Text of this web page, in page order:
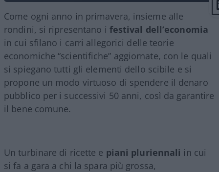
Come ogni anno in primavera, insieme alle
rondini, si ripresentano i festival dell’economia
in cui sfilano i carri allegorici delle teorie
economiche “scientifiche” aggiornate, con le quali
si spiegano tutti gli elementi dello scibile e si
propone un modo virtuoso di spendere il denaro
pubblico per i successivi 50 anni, così da garantire
il bene comune.
Un turbinare di ricette e piani pluriennali in cui
si fa a gara a chi la spara più grossa,